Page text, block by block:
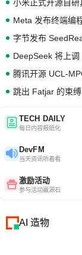
小米正式开源自
Meta 发布终端编
字节发布
DeepSeek 将上
腾讯开源 UCL-
TECH DAILY
每日内容报纸化
DevFM
当天资讯听着看
激励活动
参与活动赢源石
AI 造物